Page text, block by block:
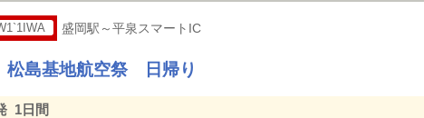
盛岡駅～平泉スマートIC
松島基地航空祭 日帰り
1日間